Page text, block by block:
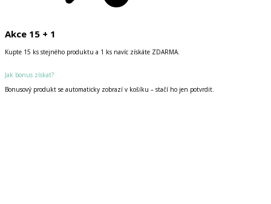
Akce 15 + 1
Kupte 15 ks stejného produktu a 1 ks navíc získáte ZDARMA.
Jak bonus získat?
Bonusový produkt se automaticky zobrazí v košíku – stačí ho jen potvrdit.